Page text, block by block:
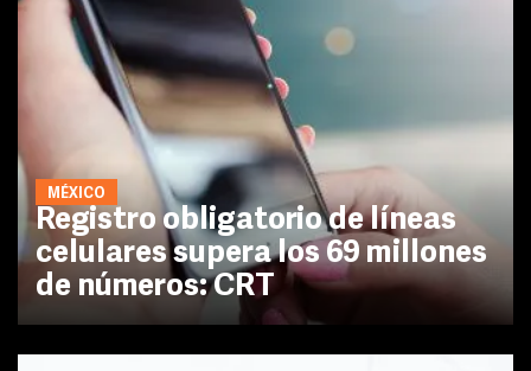
MÉXICO
Registro obligatorio de líneas
celulares supera los 69 millones
de números: CRT